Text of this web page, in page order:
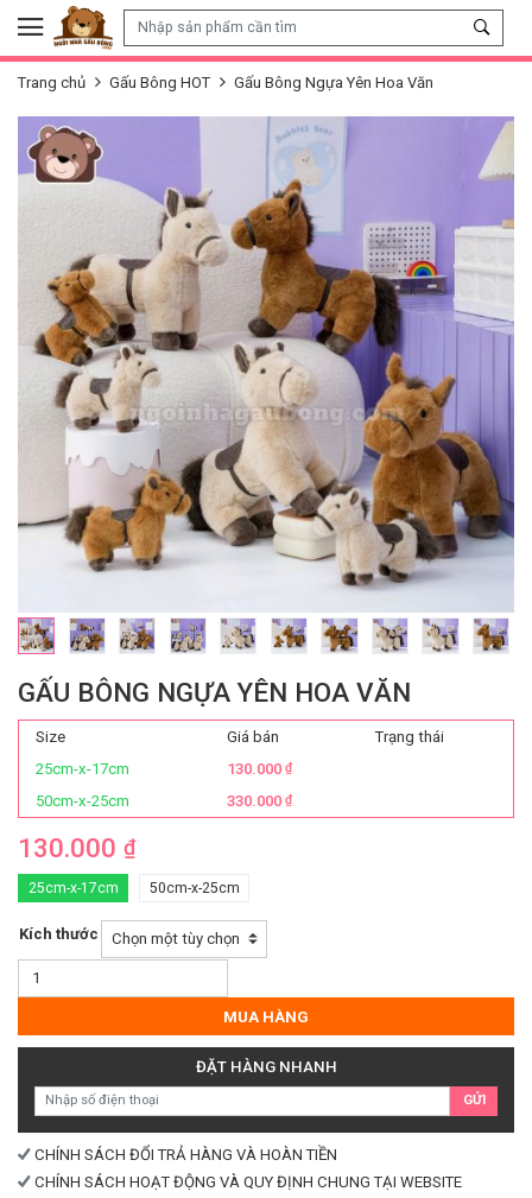
Skip to content
Trang chủ Gấu Bông HOT Gấu Bông Ngựa Yên Hoa Văn
GẤU BÔNG NGỰA YÊN HOA VĂN
Size Giá bán
Trạng thái
25cm-x-17cm
130.000₫
50cm-x-25cm 330.000₫
130.000 ₫
25cm-x-17cm 50cm-x-25cm
Kích thước
Gấu
Yên
MUA HÀNG
ĐẶT HÀNG NHANH
GỬI
CHÍNH SÁCH ĐỔI TRẢ HÀNG VÀ HOÀN TIỀN
CHÍNH SÁCH HOẠT ĐỘNG VÀ QUY ĐỊNH CHUNG TẠI WEBSITE